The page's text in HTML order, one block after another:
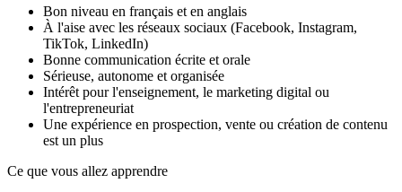
Bon niveau en français et en anglais
À l'aise avec les réseaux sociaux (Facebook, Instagram,
TikTok, LinkedIn)
Bonne communication écrite et orale
Sérieuse, autonome et organisée
Intérêt pour l'enseignement, le marketing digital ou
l'entrepreneuriat
Une expérience en prospection, vente ou création de contenu
est un plus
Ce que vous allez apprendre